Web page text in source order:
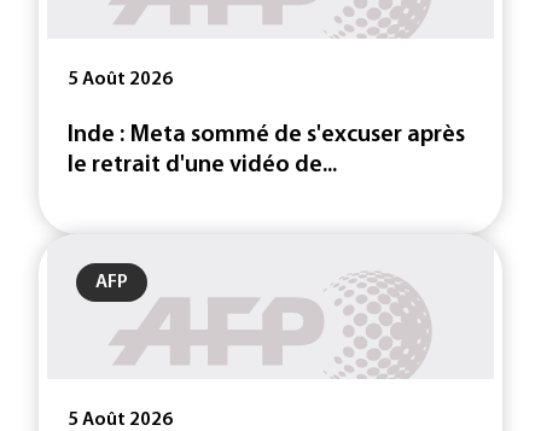
5 Août 2026
Inde : Meta sommé de s'excuser après
le retrait d'une vidéo de...
AFP
5 Août 2026